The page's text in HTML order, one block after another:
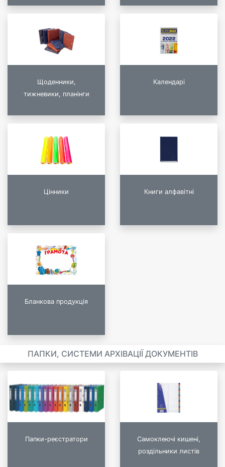
Щоденники,
тижневики, планінги
Календарі
Цінники Книги алфавітні
Бланкова продукція
ПАПКИ, СИСТЕМИ АРХІВАЦІЇ ДОКУМЕНТІВ
Папки-реєстратори
Самоклеючі кишені,
роздільники листів